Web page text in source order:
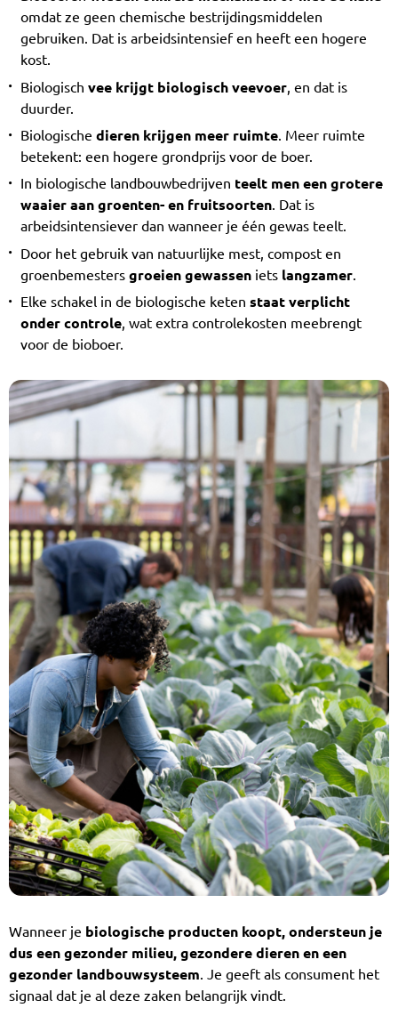
omdat ze geen chemische bestrijdingsmiddelen
gebruiken. Dat is arbeidsintensief en heeft een hogere
kost.
Biologisch vee krijgt biologisch veevoer, en dat is
duurder.
Biologische dieren krijgen meer ruimte. Meer ruimte
betekent: een hogere grondprijs voor de boer.
In biologische landbouwbedrijven teelt men een grotere
waaier aan groenten- en fruitsoorten. Dat is
arbeidsintensiever dan wanneer je één gewas teelt.
Door het gebruik van natuurlijke mest, compost en
groenbemesters groeien gewassen iets langzamer.
Elke schakel in de biologische keten staat verplicht
onder controle, wat extra controlekosten meebrengt
voor de bioboer.
Wanneer je biologische producten koopt, ondersteun je
dus een gezonder milieu, gezondere dieren en een
gezonder landbouwsysteem. Je geeft als consument het
signaal dat je al deze zaken belangrijk vindt.